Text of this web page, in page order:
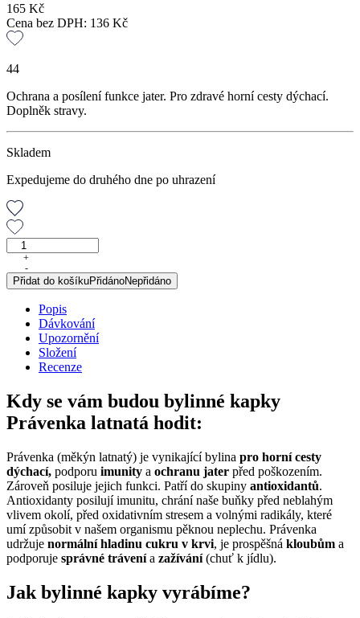
165 Kč
Cena bez DPH: 136 Kč
44
Ochrana a posílení funkce jater. Pro zdravé horní cesty dýchací.
Doplněk stravy.
Skladem
Expedujeme do druhého dne po uhrazení
Právenka
latnatá,
originální
bylinné
kapky,
množství
+
-
Přidat do košíkuPřidánoNepřidáno
Popis
Dávkování
Upozornění
Složení
Recenze
Kdy se vám budou bylinné kapky
Právenka latnatá hodit:
Právenka (měkýn latnatý) je vynikající bylina pro horní cesty
dýchací, podporu imunity a ochranu jater před poškozením.
Zároveň posiluje jejich funkci. Patří do skupiny antioxidantů.
Antioxidanty posilují imunitu, chrání naše buňky před neblahým
vlivem okolí, před oxidativním stresem a volnými radikály, které
umí způsobit v našem organismu pěknou neplechu. Právenka
udržuje normální hladinu cukru v krvi, je prospěšná kloubům a
podporuje správné trávenía zažívání(chuť k jídlu).
Jak bylinné kapky vyrábíme?